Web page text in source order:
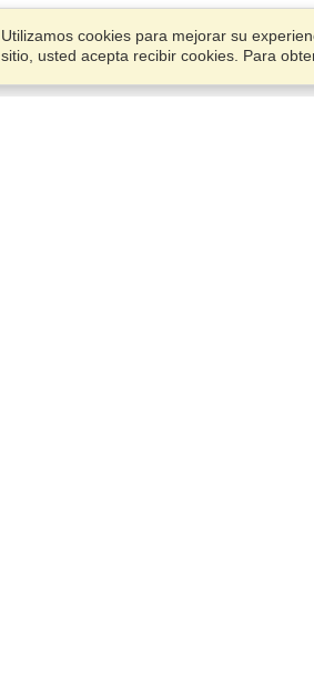
Utilizamos cookies para mejorar su
sitio, usted acepta recibir cookies. Para